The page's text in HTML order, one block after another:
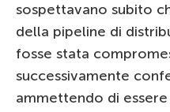
sospettavano subito
della pipeline di
fosse stata
successivamente
ammettendo di